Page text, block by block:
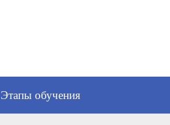
Этапы обучения